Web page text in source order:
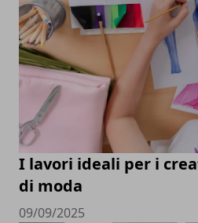
I lavori ideali per i
di moda
09/09/2025